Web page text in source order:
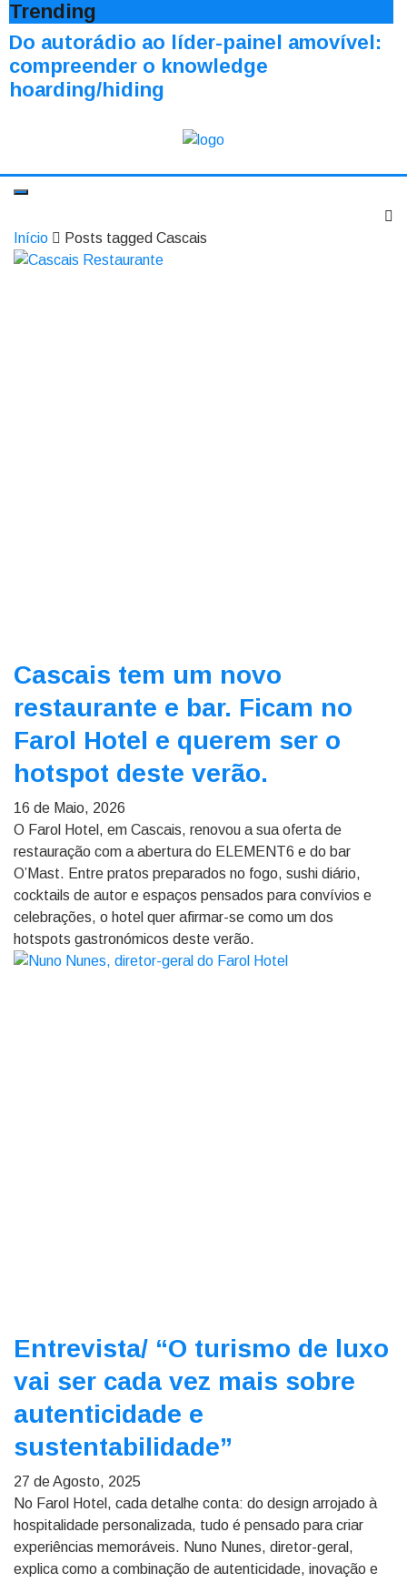
Trending
Do autorádio ao líder-painel amovível:
compreender o knowledge
hoarding/hiding
Início Posts tagged Cascais
Cascais tem um novo
restaurante e bar. Ficam no
Farol Hotel e querem ser o
hotspot deste verão.
16 de Maio, 2026
O Farol Hotel, em Cascais, renovou a sua oferta de
restauração com a abertura do ELEMENT6 e do bar
O’Mast. Entre pratos preparados no fogo, sushi diário,
cocktails de autor e espaços pensados para convívios e
celebrações, o hotel quer afirmar-se como um dos
hotspots gastronómicos deste verão.
Entrevista/ “O turismo de luxo
vai ser cada vez mais sobre
autenticidade e
sustentabilidade”
27 de Agosto, 2025
No Farol Hotel, cada detalhe conta: do design arrojado à
hospitalidade personalizada, tudo é pensado para criar
experiências memoráveis. Nuno Nunes, diretor-geral,
explica como a combinação de autenticidade, inovação e